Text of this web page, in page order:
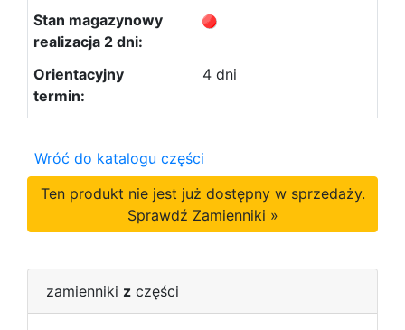
4 dni
Wróć do katalogu części
Ten produkt nie jest już dostępny w sprzedaży.
Sprawdź Zamienniki »
zamienniki z części